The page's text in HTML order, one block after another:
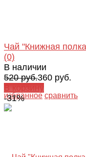
избранное сравнить
Чай "Книжная
(0)
В наличии
520 руб.360 руб.
В корзину
-31%